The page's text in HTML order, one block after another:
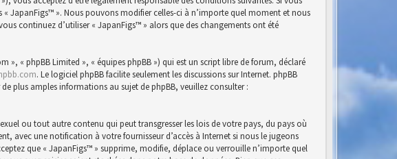
JapanFigs™ ». Nous pouvons modifier celles-ci à n’importe quel moment et nous
continuez d’utiliser « JapanFigs™ » alors que des changements ont été
», « phpBB Limited », « équipes phpBB ») qui est un script libre de forum, déclaré
. Le logiciel phpBB facilite seulement les discussions sur Internet. phpBB
plus amples informations au sujet de phpBB, veuillez consulter :
ou tout autre contenu qui peut transgresser les lois de votre pays, du pays où
avec une notification à votre fournisseur d’accès à Internet si nous le jugeons
que « JapanFigs™ » supprime, modifie, déplace ou verrouille n’importe quel